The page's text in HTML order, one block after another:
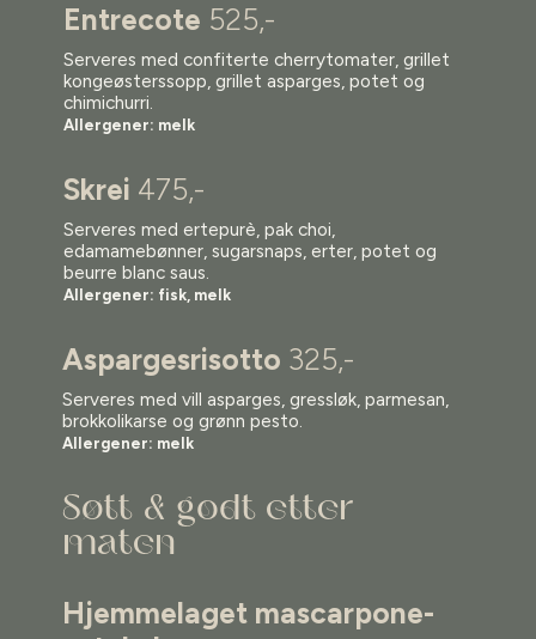
Entrecote 525,-
Serveres med confiterte cherrytomater, grillet
kongeøsterssopp, grillet asparges, potet og
chimichurri.
Allergener: melk
Skrei 475,-
Serveres med ertepurè, pak choi,
edamamebønner, sugarsnaps, erter, potet og
beurre blanc saus.
Allergener: fisk, melk
Aspargesrisotto 325,-
Serveres med vill asparges, gressløk, parmesan,
brokkolikarse og grønn pesto.
Allergener: melk
Søtt & godt etter
maten
Hjemmelaget mascarpone-